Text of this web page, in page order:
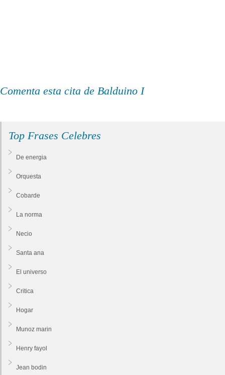
Comenta esta cita de Balduino I
Top Frases Celebres
De energia
Orquesta
Cobarde
La norma
Necio
Santa ana
El universo
Critica
Hogar
Munoz marin
Henry fayol
Jean bodin